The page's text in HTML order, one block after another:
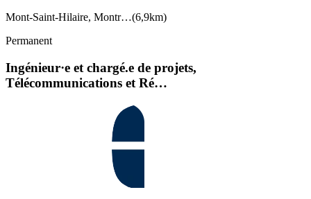
Mont-Saint-Hilaire, Montr…(6,9km)
Permanent
Ingénieur·e et chargé.e de projets,
Télécommunications et Ré…